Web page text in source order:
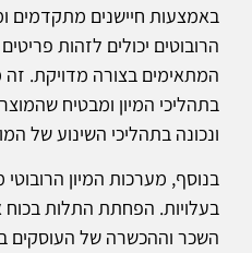
באמצעות חיישנים מתקדמים
הרובוטים יכולים לזהות
המתאימים בצורה מדויקת. זה
בתהליכי המיון ומבטיח
ונכונה בתהליכי השינוע של
בנוסף, מערכות המיון
בעלויות. הפחתת התלות
השכר וההכשרה של העוסקים